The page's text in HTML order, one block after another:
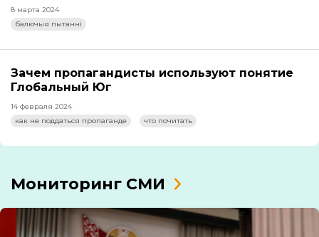
8 марта 2024
балючыя пытанні
Зачем пропагандисты используют понятие
Глобальный Юг
14 февраля 2024
как не поддаться пропаганде
что почитать
Мониторинг СМИ